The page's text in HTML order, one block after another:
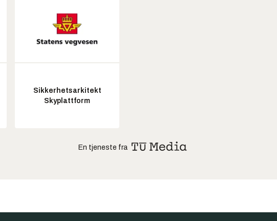
Sikkerhetsarkitekt
Skyplattform
En tjeneste fra